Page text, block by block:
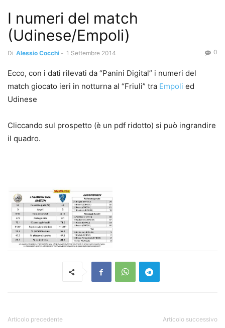
I numeri del match
(Udinese/Empoli)
Di Alessio Cocchi - 1 Settembre 2014 0
Ecco, con i dati rilevati da “Panini Digital” i numeri del
match giocato ieri in notturna al “Friuli” tra Empoli ed
Udinese
Cliccando sul prospetto (è un pdf ridotto) si può ingrandire
il quadro.
Articolo precedente Articolo successivo